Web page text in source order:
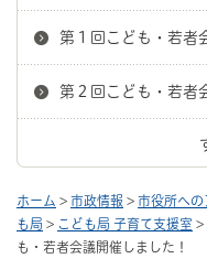
第１回こども・若者
第２回こども・若者
ホーム > 市政情報 > 市役所への
も局 > こども局 子育て支援室 >
も・若者会議開催しました！